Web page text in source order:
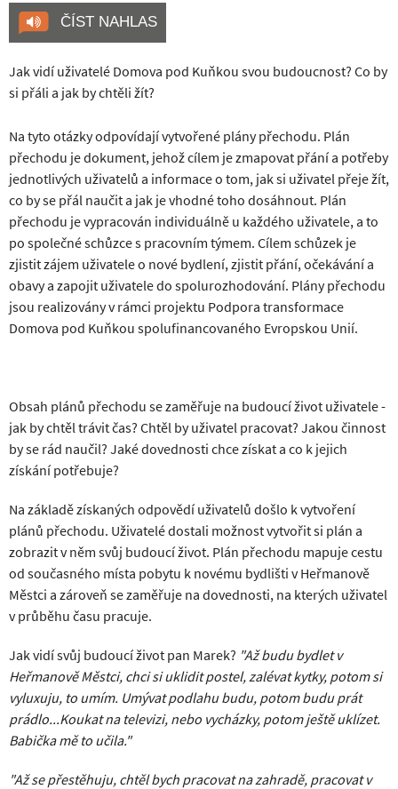
ČÍST NAHLAS
Jak vidí uživatelé Domova pod Kuňkou svou budoucnost? Co by
si přáli a jak by chtěli žít?
Na tyto otázky odpovídají vytvořené plány přechodu. Plán
přechodu je dokument, jehož cílem je zmapovat přání a potřeby
jednotlivých uživatelů a informace o tom, jak si uživatel přeje žít,
co by se přál naučit a jak je vhodné toho dosáhnout. Plán
přechodu je vypracován individuálně u každého uživatele, a to
po společné schůzce s pracovním týmem. Cílem schůzek je
zjistit zájem uživatele o nové bydlení, zjistit přání, očekávání a
obavy a zapojit uživatele do spolurozhodování. Plány přechodu
jsou realizovány v rámci projektu Podpora transformace
Domova pod Kuňkou spolufinancovaného Evropskou Unií.
Obsah plánů přechodu se zaměřuje na budoucí život uživatele -
jak by chtěl trávit čas? Chtěl by uživatel pracovat? Jakou činnost
by se rád naučil? Jaké dovednosti chce získat a co k jejich
získání potřebuje?
Na základě získaných odpovědí uživatelů došlo k vytvoření
plánů přechodu. Uživatelé dostali možnost vytvořit si plán a
zobrazit v něm svůj budoucí život. Plán přechodu mapuje cestu
od současného místa pobytu k novému bydlišti v Heřmanově
Městci a zároveň se zaměřuje na dovednosti, na kterých uživatel
v průběhu času pracuje.
Jak vidí svůj budoucí život pan Marek? "Až budu bydlet v
Heřmanově Městci, chci si uklidit postel, zalévat kytky, potom si
vyluxuju, to umím. Umývat podlahu budu, potom budu prát
prádlo...Koukat na televizi, nebo vycházky, potom ještě uklízet.
Babička mě to učila."
"Až se přestěhuju, chtěl bych pracovat na zahradě, pracovat v